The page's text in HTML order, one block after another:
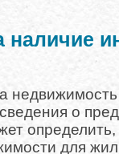
наличие
о
для